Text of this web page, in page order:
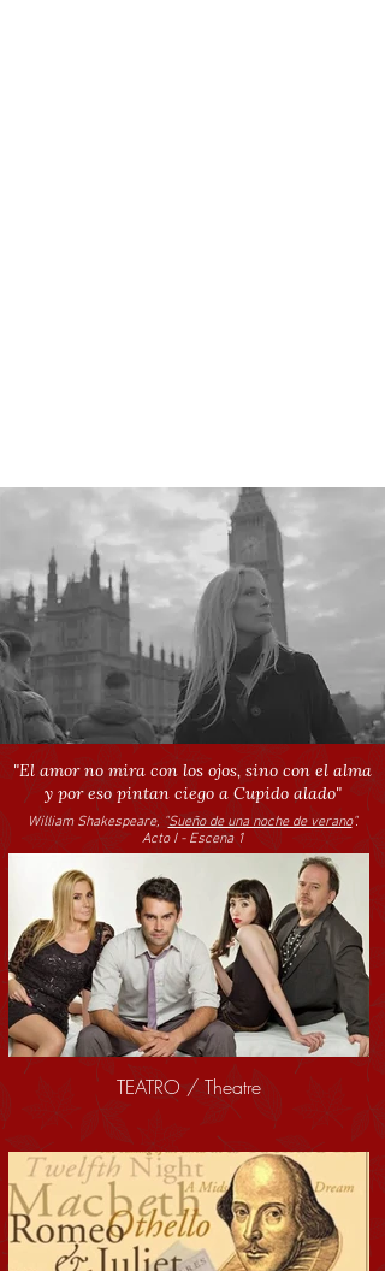
"El amor no mira con los ojos, sino con el alma
y poreso pintan ciego a Cupido alado"
William Shakespeare, "Sueño de una noche de verano".
Acto I - Escena 1
TEATRO / Theatre